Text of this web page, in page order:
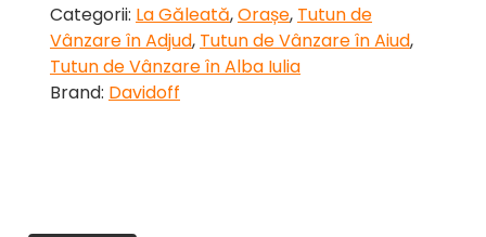
Categorii: La Găleată,Orașe, Tutun de
Vânzare în Adjud, Tutun de Vânzare în Aiud,
Tutun de Vânzare în Alba Iulia
Brand: Davidoff